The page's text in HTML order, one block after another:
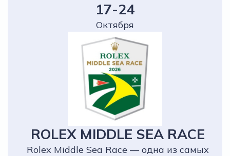
17-24
Октября
ROLEX MIDDLE SEA RACE
Rolex Middle Sea Race — одна из самых